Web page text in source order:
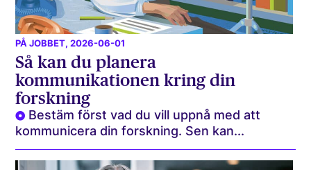
PÅ JOBBET, 2026-06-01
Så kan du planera
kommunikationen kring din
forskning
Bestäm först vad du vill uppnå med att
kommunicera din forskning. Sen kan...